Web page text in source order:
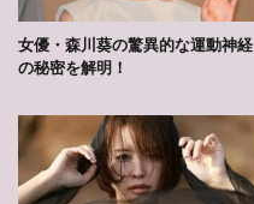
女優・森川葵の驚異的な運動神経
の秘密を解明！